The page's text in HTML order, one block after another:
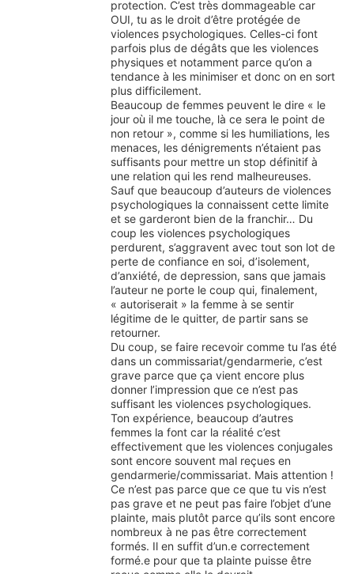
protection. C’est très dommageable car
OUI, tu as le droit d’être protégée de
violences psychologiques. Celles-ci font
parfois plus de dégâts que les violences
physiques et notamment parce qu’on a
tendance à les minimiser et donc on en sort
plus difficilement.
Beaucoup de femmes peuvent le dire « le
jour où il me touche, là ce sera le point de
non retour », comme si les humiliations, les
menaces, les dénigrements n’étaient pas
suffisants pour mettre un stop définitif à
une relation qui les rend malheureuses.
Sauf que beaucoup d’auteurs de violences
psychologiques la connaissent cette limite
et se garderont bien de la franchir… Du
coup les violences psychologiques
perdurent, s’aggravent avec tout son lot de
perte de confiance en soi, d’isolement,
d’anxiété, de depression, sans que jamais
l’auteur ne porte le coup qui, finalement,
« autoriserait » la femme à se sentir
légitime de le quitter, de partir sans se
retourner.
Du coup, se faire recevoir comme tu l’as été
dans un commissariat/gendarmerie, c’est
grave parce que ça vient encore plus
donner l’impression que ce n’est pas
suffisant les violences psychologiques.
Ton expérience, beaucoup d’autres
femmes la font car la réalité c’est
effectivement que les violences conjugales
sont encore souvent mal reçues en
gendarmerie/commissariat. Mais attention !
Ce n’est pas parce que ce que tu vis n’est
pas grave et ne peut pas faire l’objet d’une
plainte, mais plutôt parce qu’ils sont encore
nombreux à ne pas être correctement
formés. Il en suffit d’un.e correctement
formé.e pour que ta plainte puisse être